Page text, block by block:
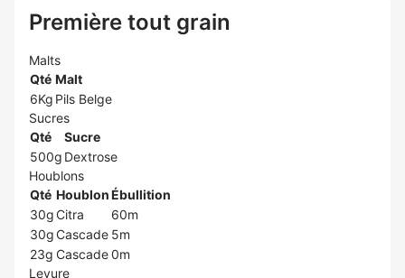
Première tout grain
Malts
Qté Malt
6Kg Pils Belge
Sucres
Qté
Sucre
500g Dextrose
Houblons
Qté HoublonÉbullition
30g Citra
60m
30g Cascade 5m
23g Cascade0m
Levure